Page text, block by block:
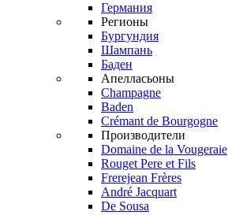
Германия
Регионы
Бургундия
Шампань
Баден
Апелласьоны
Champagne
Baden
Crémant de Bourgogne
Производители
Domaine de la Vougeraie
Rouget Pere et Fils
Frerejean Frères
André Jacquart
De Sousa